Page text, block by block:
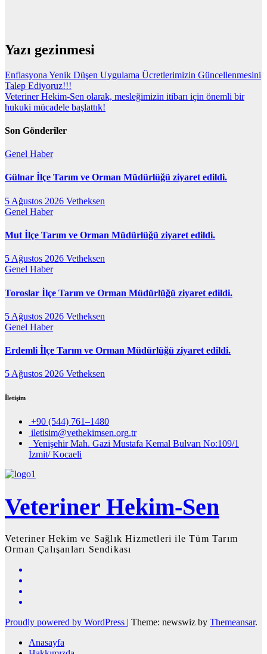
Yazı gezinmesi
Enflasyona Yenik Düşen Uygulama Ücretlerimizin Güncellenmesini
Talep Ediyoruz!!!
Veteriner Hekim-Sen olarak, mesleğimizin itibarı için önemli bir
hukuki mücadele başlattık!
Son Gönderiler
Genel Haber
Gülnar İlçe Tarım ve Orman Müdürlüğü ziyaret edildi.
5 Ağustos 2026 Vetheksen
Genel Haber
Mut İlçe Tarım ve Orman Müdürlüğü ziyaret edildi.
5 Ağustos 2026 Vetheksen
Genel Haber
Toroslar İlçe Tarım ve Orman Müdürlüğü ziyaret edildi.
5 Ağustos 2026 Vetheksen
Genel Haber
Erdemli İlçe Tarım ve Orman Müdürlüğü ziyaret edildi.
5 Ağustos 2026 Vetheksen
İletişim
+90 (544) 761–1480
iletisim@vethekimsen.org.tr
Yenişehir Mah. Gazi Mustafa Kemal Bulvarı No:109/1
İzmit/ Kocaeli
Veteriner Hekim-Sen
Veteriner Hekim ve Sağlık Hizmetleri ile Tüm Tarım
Orman Çalışanları Sendikası
Proudly powered by WordPress | Theme: newswiz by Themeansar.
Anasayfa